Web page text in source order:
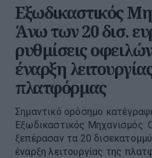
Εξωδικαστικός
Άνω των 20 δισ.
ρυθμίσεις
έναρξη
πλατφόρμας
Σημαντικό ορόσημο
Εξωδικαστικός Μηχανισμός.
ξεπέρασαν τα 20
έναρξη λειτουργίας της